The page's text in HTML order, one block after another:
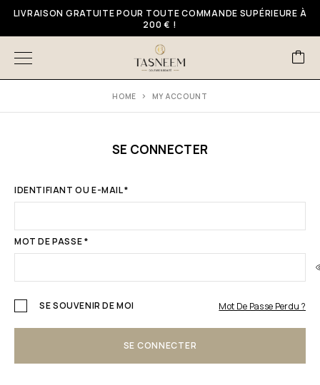
LIVRAISON GRATUITE POUR TOUTE COMMANDE SUPÉRIEURE À
200 € !
HOME MY ACCOUNT
SE CONNECTER
IDENTIFIANT OU E-MAIL*
MOT DE PASSE*
SE SOUVENIR DE MOI Mot De Passe Perdu ?
SE CONNECTER